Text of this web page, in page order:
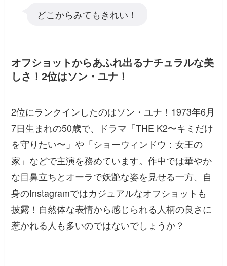
どこからみてもきれい！
オフショットからあふれ出るナチュラルな美
しさ！2位はソン・ユナ！
2位にランクインしたのはソン・ユナ！1973年6月
7日生まれの50歳で、ドラマ「THE K2〜キミだけ
を守りたい〜」や「ショーウィンドウ：女王の
家」などで主演を務めています。作中では華やか
な目鼻立ちとオーラで妖艶な姿を見せる一方、自
身のInstagramではカジュアルなオフショットも
披露！自然体な表情から感じられる人柄の良さに
惹かれる人も多いのではないでしょうか？